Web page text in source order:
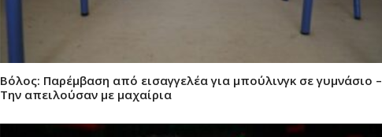
Βόλος: Παρέμβαση από εισαγγελέα για μπούλινγκ σε γυμνάσιο –
Την απειλούσαν με μαχαίρια